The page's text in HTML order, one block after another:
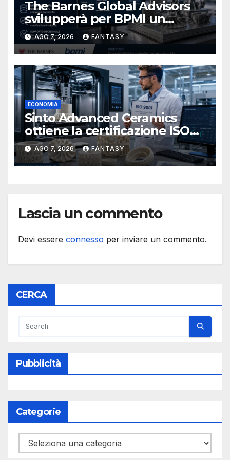
The Barnes Global Advisors
svilupperà per BPMI un
database per la stampa 3D
metallica destinata alla filiera
navale statunitense
AGO 7, 2026 FANTASY
ECONOMIA
Sinto Advanced Ceramics
ottiene la certificazione ISO
9001 per la stampa 3D di
ceramiche tecniche
AGO 7, 2026 FANTASY
Lascia un commento
Devi essere connesso per inviare un commento.
CERCA
Pubblicità
Categorie
Categorie